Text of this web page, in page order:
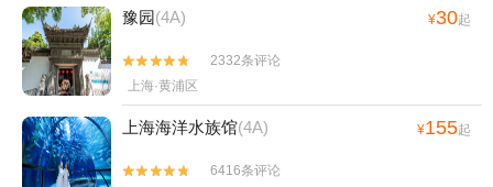
化园+白鹤寺+上方山森林动物世界+华谊兄弟电
影世界+苏州古旧书店(人民路店)+黎里古镇+张
家港萌宠动物园+平江路怪楼+苏州太湖湖滨国家
湿地公园+华谊兄弟电影世界星光大道+开来茶馆
木渎评弹昆曲馆+寒山别院+苏州星空失恋博物馆
（山塘街店）+苏州湾嘉年华+张家港失恋博物馆
+苏州御窑金砖博物馆+天池山寂鉴寺+江村桥
豫园(4A) ¥30起


2332条评论
上海·黄浦区
上海海洋水族馆(4A) ¥155起

 6416条评论